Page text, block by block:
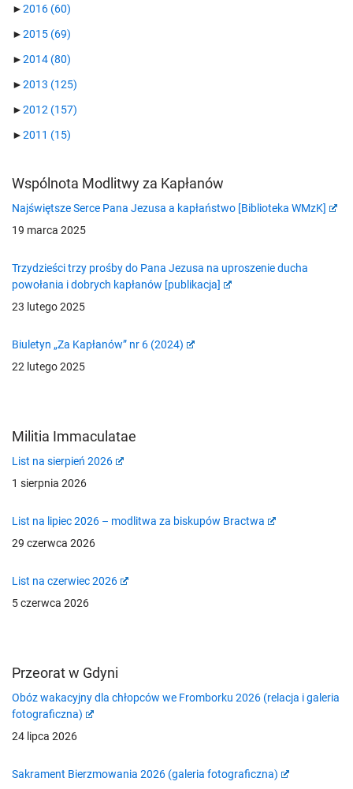
►2016 (60)
►2015 (69)
►2014 (80)
►2013 (125)
►2012 (157)
►2011 (15)
Wspólnota Modlitwy za Kapłanów
Najświętsze Serce Pana Jezusa a kapłaństwo [Biblioteka WMzK]
19 marca 2025
Trzydzieści trzy prośby do Pana Jezusa na uproszenie ducha
powołania i dobrych kapłanów [publikacja]
23 lutego 2025
Biuletyn „Za Kapłanów” nr 6 (2024)
22 lutego 2025
Militia Immaculatae
List na sierpień 2026
1 sierpnia 2026
List na lipiec 2026 – modlitwa za biskupów Bractwa
29 czerwca 2026
List na czerwiec 2026
5 czerwca 2026
Przeorat w Gdyni
Obóz wakacyjny dla chłopców we Fromborku 2026 (relacja i galeria
fotograficzna)
24 lipca 2026
Sakrament Bierzmowania 2026 (galeria fotograficzna)